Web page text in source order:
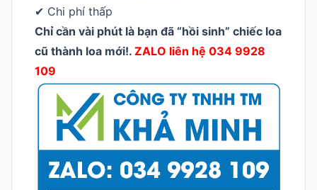
✔ Chi phí thấp
Chỉ cần vài phút là bạn đã “hồi sinh” chiếc loa
cũ thành loa mới!. ZALO liên hệ 034 9928
109